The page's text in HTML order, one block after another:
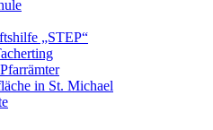
„STEP“
in St. Michael